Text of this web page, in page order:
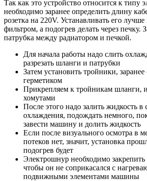
Так как это устройство относится к типу
необходимо заранее определить длину
розетка на 220V. Устанавливать его
фильтром, а подогрев делать через печку.
патрубка между радиатором и печкой.
Для начала работы надо слить
разрезать шланги и патрубки
Затем установить тройники, заранее
герметиком
Прикрепляем к тройникам шланги, и
хомутами
После этого надо залить жидкость в
охлаждения, подождать немного,
завести машину и долить жидкость
Если после визуального осмотра в
потеков нет, значит, установка
подогрев будет
Электрошнур необходимо закрепить
чтобы он не соприкасался с
подвижными элементами машины